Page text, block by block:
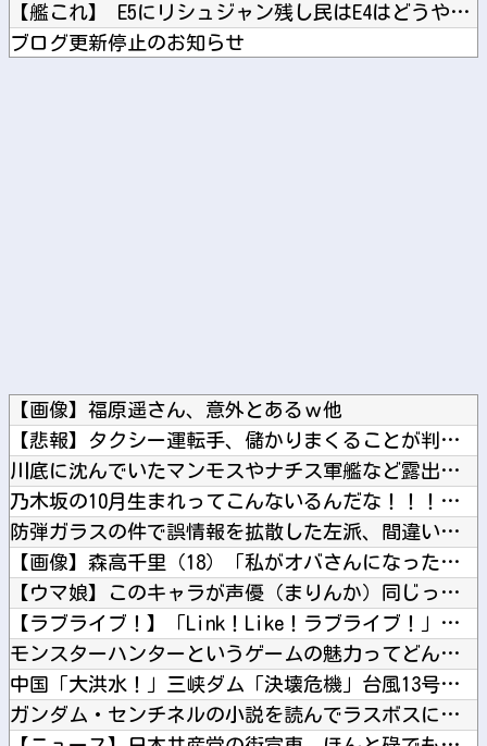
【艦これ】 E5にリシュジャン残し民はE4はどうやってるの？
ブログ更新停止のお知らせ
【画像】福原遥さん、意外とあるｗ他
【悲報】タクシー運転手、儲かりまくることが判明ｗｗｗｗｗｗｗ...
川底に沈んでいたマンモスやナチス軍艦など露出、熱波でドナウ川...
乃木坂の10月生まれってこんないるんだな！！！【乃木坂46】...
防弾ガラスの件で誤情報を拡散した左派、間違いを指摘されても頑...
【画像】森高千里（18）「私がオバさんになったらミニスカート...
【ウマ娘】このキャラが声優（まりんか）同じってマジ！？←「ス...
【ラブライブ！】「Link！Like！ラブライブ！」運営チー...
モンスターハンターというゲームの魅力ってどんな部分だと思う？...
中国「大洪水！」三峡ダム「決壊危機」台風13号「三峡直撃確定...
ガンダム・センチネルの小説を読んでラスボスに驚いた他